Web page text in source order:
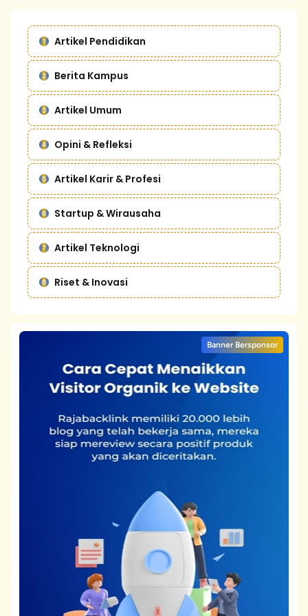
Artikel Pendidikan
Berita Kampus
Artikel Umum
Opini & Refleksi
Artikel Karir & Profesi
Startup & Wirausaha
Artikel Teknologi
Riset & Inovasi
Banner Bersponsor